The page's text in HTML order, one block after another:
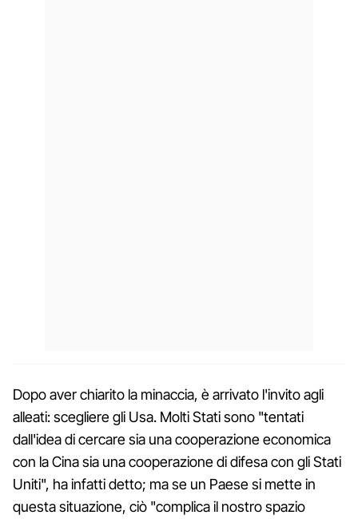
Dopo aver chiarito la minaccia, è arrivato l'invito agli
alleati: scegliere gli Usa. Molti Stati sono "tentati
dall'idea di cercare sia una cooperazione economica
con la Cina sia una cooperazione di difesa con gli Stati
Uniti", ha infatti detto; ma se un Paese si mette in
questa situazione, ciò "complica il nostro spazio